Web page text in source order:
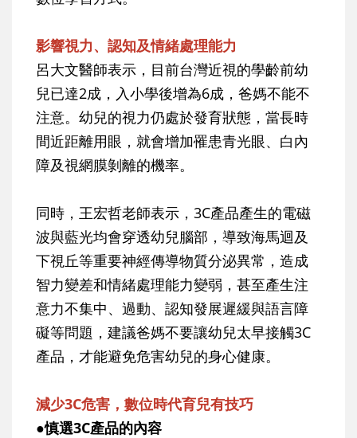
影響視力、認知及情緒處理能力
呂大文醫師表示，目前台灣近視的學齡前幼
兒已達2成，入小學後增為6成，爸媽不能不
注意。幼兒的視力仍處於發育狀態，當長時
間近距離用眼，就會增加罹患青光眼、白內
障及視網膜剝離的機率。
同時，王宏哲老師表示，3C產品產生的電磁
波與藍光均會穿透幼兒腦部，導致海馬迴及
下視丘等重要神經傳導物質分泌異常，造成
智力變差和情緒處理能力變弱，甚至產生注
意力不集中、過動、認知發展遲緩與語言障
礙等問題，建議爸媽不要讓幼兒太早接觸3C
產品，才能避免危害幼兒的身心健康。
減少3C危害，數位時代育兒有技巧
●慎選3C產品的內容